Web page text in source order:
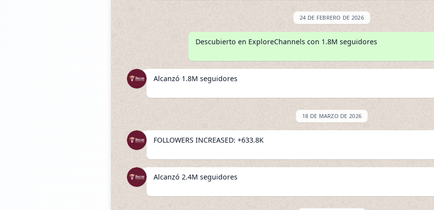
24 DE FEBRERO DE 2026
Descubierto en ExploreChannels con 1.8M seguidores
Alcanzó 1.8M seguidores
18 DE MARZO DE 2026
FOLLOWERS INCREASED: +633.8K
Alcanzó 2.4M seguidores